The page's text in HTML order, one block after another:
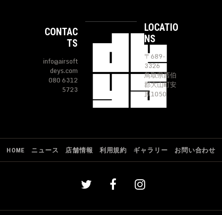
CONTAC
TS
info@airsoft
deys.com
080 6312
5723
LOCATIO
NS
〒689-
3326
鳥取県西伯
郡大山町安
原1050
HOME ニュース 店舗情報 利用規約 ギャラリー お問い合わせ